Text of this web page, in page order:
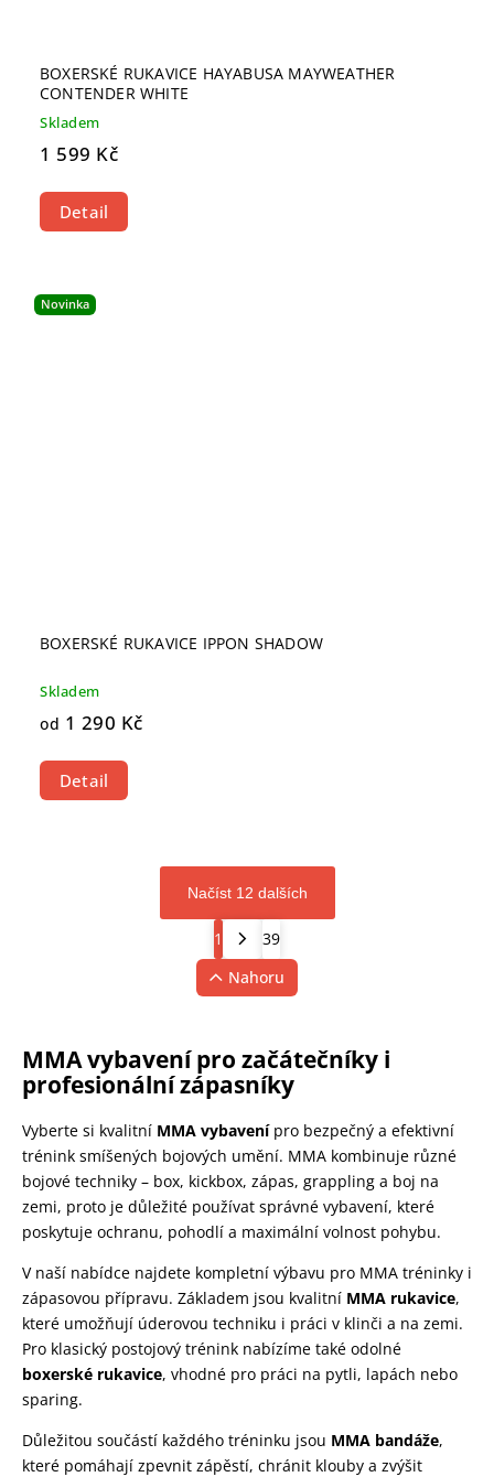
BOXERSKÉ RUKAVICE HAYABUSA MAYWEATHER
CONTENDER WHITE
Skladem
1 599 Kč
Detail
Novinka
BOXERSKÉ RUKAVICE IPPON SHADOW
Skladem
od 1 290 Kč
Detail
Načíst 12 dalších
1
39
Nahoru
MMA vybavení pro začátečníky i
profesionální zápasníky
Vyberte si kvalitní MMA vybavenípro bezpečný a efektivní
trénink smíšených bojových umění. MMA kombinuje různé
bojové techniky – box, kickbox, zápas, grappling a boj na
zemi, proto je důležité používat správné vybavení, které
poskytuje ochranu, pohodlí a maximální volnost pohybu.
V naší nabídce najdete kompletní výbavu pro MMA tréninky i
zápasovou přípravu. Základem jsou kvalitní MMA rukavice,
které umožňují úderovou techniku i práci v klinči a na zemi.
Pro klasický postojový trénink nabízíme také odolné
boxerské rukavice, vhodné pro práci na pytli, lapách nebo
sparing.
Důležitou součástí každého tréninku jsou MMA bandáže,
které pomáhají zpevnit zápěstí, chránit klouby a zvýšit